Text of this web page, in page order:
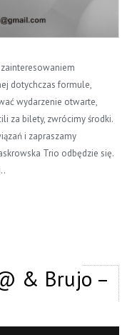
dotychczas formule,
wydarzenie otwarte,
za bilety, zwrócimy środki.
i zapraszamy
Trio odbędzie się.
& Brujo –